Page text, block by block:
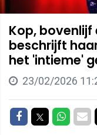
Kop, bovenlijf
beschrijft
het 'intieme'
23/02/2026
Delen opDelen op
Delen